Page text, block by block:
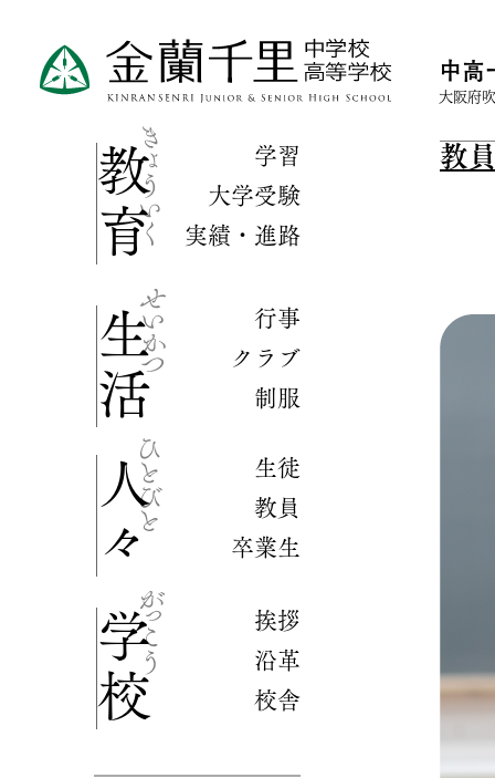
中高
大阪府
教
教育
学習
大学受験
実績・進路
生活
行事
クラブ
制服
人々
生徒
教員
卒業生
学校
挨拶
沿革
校舎